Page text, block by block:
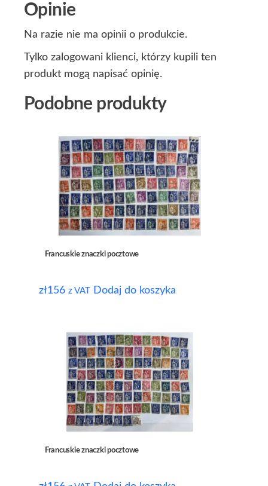
Opinie
Na razie nie ma opinii o produkcie.
Tylko zalogowani klienci, którzy kupili ten
produkt mogą napisać opinię.
Podobne produkty
Francuskie znaczki pocztowe
zł156 z VAT Dodaj do koszyka
Francuskie znaczki pocztowe